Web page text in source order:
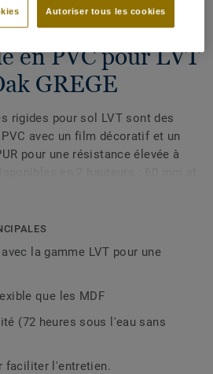
en PVC pour LVT
GREGE
rigides pour sol LVT sont des
avec un film décoratif et un
pour une résistance élevée à
et ont des couleurs coordonnées
avec tous nos revêtements
en pose libre).
la gamme LVT pour une
que les MDF
(72 heures sous l'eau sans
faciliter l'entretien.
Autoriser tous les cookies